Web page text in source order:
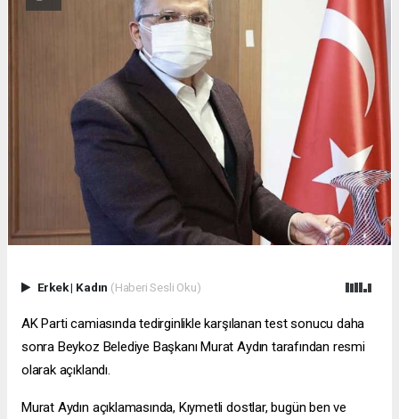
Erkek| Kadın (Haberi Sesli Oku)
AK Parti camiasında tedirginlikle karşılanan test sonucu daha
sonra Beykoz Belediye Başkanı Murat Aydın tarafından resmi
olarak açıklandı.
Murat Aydın açıklamasında, Kıymetli dostlar, bugün ben ve